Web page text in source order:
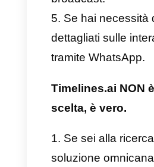
non con altre
Elevata
apprendimento
Limitazioni
broadcast
Minore
presentazione